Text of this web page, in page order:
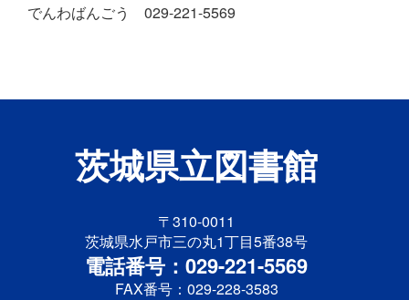
でんわばんごう 029-221-5569
茨城県立図書館
〒310-0011
茨城県水戸市三の丸1丁目5番38号
電話番号：029-221-5569
FAX番号：029-228-3583